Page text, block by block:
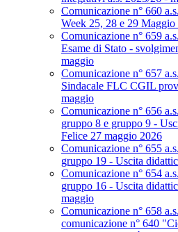
Comunicazione n° 660
Week 25, 28 e 29 Maggio
Comunicazione n° 659
Esame di Stato -
maggio
Comunicazione n° 657
Sindacale FLC CGIL
maggio
Comunicazione n° 656
gruppo 8 e gruppo 9 -
Felice 27 maggio 2026
Comunicazione n° 655
gruppo 19 - Uscita
Comunicazione n° 654
gruppo 16 - Uscita
maggio
Comunicazione n° 658
comunicazione n° 640